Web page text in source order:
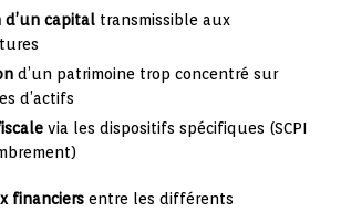
capital transmissible aux
d’un patrimoine trop concentré sur
d’actifs
via les dispositifs spécifiques (SCPI
financiers entre les différents